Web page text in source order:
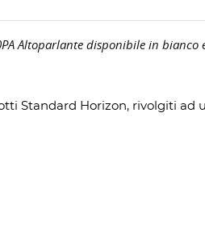
Altoparlante disponibile in bianco
Standard Horizon, rivolgiti ad